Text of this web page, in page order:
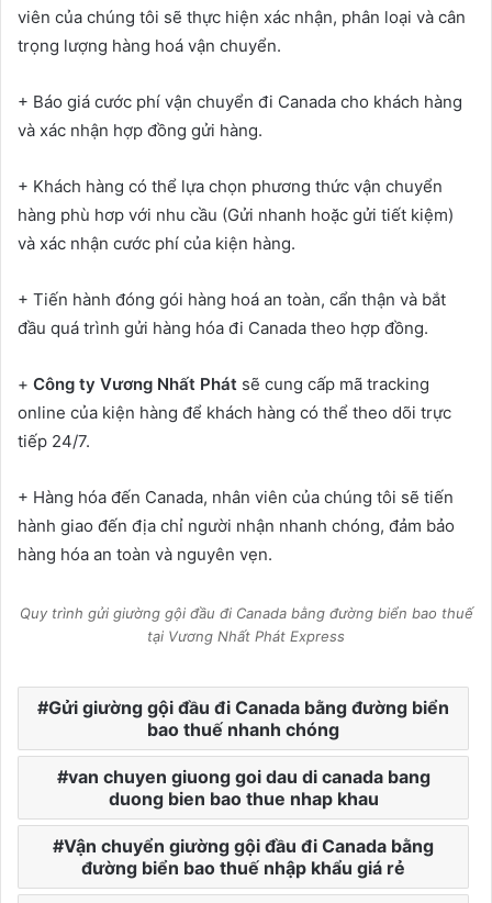
viên của chúng tôi sẽ thực hiện xác nhận, phân loại và cân
trọng lượng hàng hoá vận chuyển.
+ Báo giá cước phí vận chuyển đi Canada cho khách hàng
và xác nhận hợp đồng gửi hàng.
+ Khách hàng có thể lựa chọn phương thức vận chuyển
hàng phù hơp với nhu cầu (Gửi nhanh hoặc gửi tiết kiệm)
và xác nhận cước phí của kiện hàng.
+ Tiến hành đóng gói hàng hoá an toàn, cẩn thận và bắt
đầu quá trình gửi hàng hóa đi Canada theo hợp đồng.
+ Công ty Vương Nhất Phát sẽ cung cấp mã tracking
online của kiện hàng để khách hàng có thể theo dõi trực
tiếp 24/7.
+ Hàng hóa đến Canada, nhân viên của chúng tôi sẽ tiến
hành giao đến địa chỉ người nhận nhanh chóng, đảm bảo
hàng hóa an toàn và nguyên vẹn.
Quy trình gửi giường gội đầu đi Canada bằng đường biển bao thuế
tại Vương Nhất Phát Express
Gửi giường gội đầu đi Canada bằng đường biển
bao thuế nhanh chóng
van chuyen giuong goi dau di canada bang
duong bien bao thue nhap khau
Vận chuyển giường gội đầu đi Canada bằng
đường biển bao thuế nhập khẩu giá rẻ